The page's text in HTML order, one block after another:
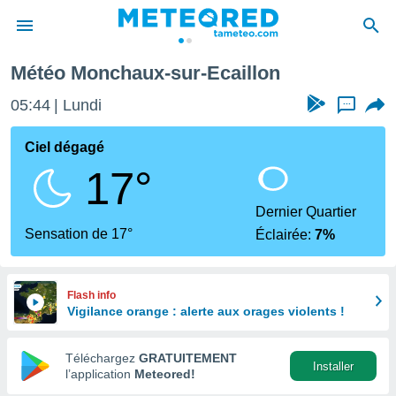
de
Météo Monchaux-sur-Ecaillon
05:44 Lundi ...
Ciel dégagé
17°
Sensation de 17°
Dernier Quartier
Éclairée:7%
Flash info
Vigilance orange : alerte aux orages violents !
Téléchargez GRATUITEMENT
l’application Meteored!
Installer